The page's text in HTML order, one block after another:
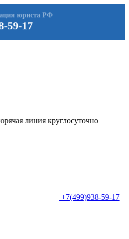
59-17
юриста РФ
линия круглосуточно
+7(499)938-59-17